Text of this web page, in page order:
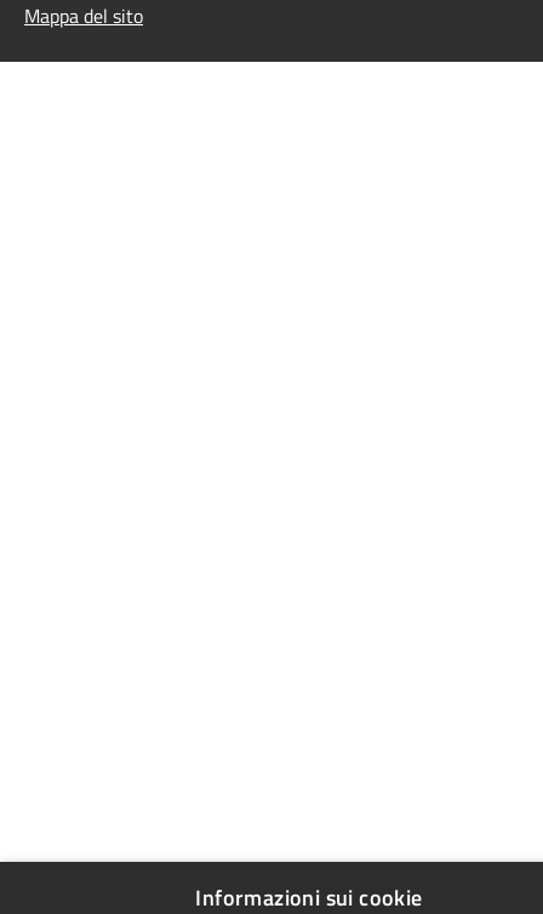
Mappa del sito
Informazioni sui cookie